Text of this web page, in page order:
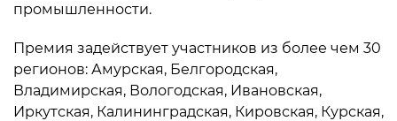
промышленности.
Премия задействует участников из более чем 30
регионов: Амурская, Белгородская,
Владимирская, Вологодская, Ивановская,
Иркутская, Калининградская, Кировская, Курская,